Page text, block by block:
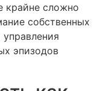
крайне сложно
собственных
управления
эпизодов